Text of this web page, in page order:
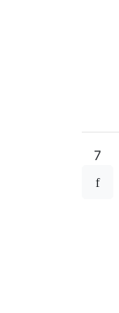
7